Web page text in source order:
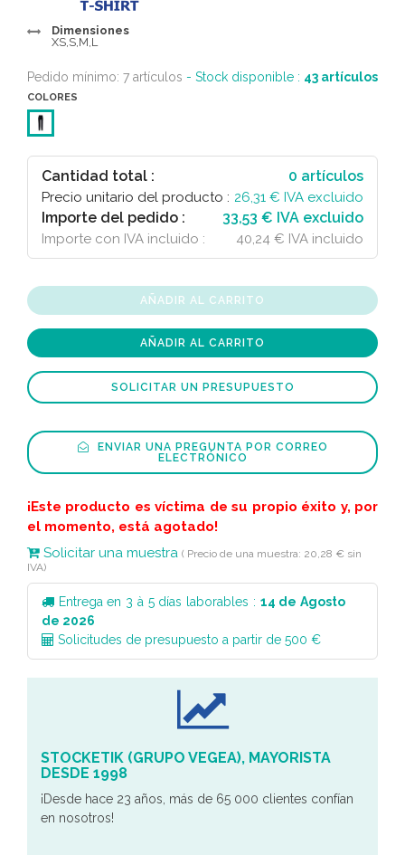
Dimensiones
XS,S,M,L
Pedido mínimo: 7 artículos - Stock disponible : 43 artículos
COLORES
Cantidad total : 0 artículos
Precio unitario del producto : 26,31 € IVA excluido
Importe del pedido : 33,53 € IVA excluido
Importe con IVA incluido : 40,24 € IVA incluido
AÑADIR AL CARRITO
AÑADIR AL CARRITO
SOLICITAR UN PRESUPUESTO
ENVIAR UNA PREGUNTA POR CORREO
ELECTRÓNICO
¡Este producto es víctima de su propio éxito y, por
el momento, está agotado!
Solicitar una muestra ( Precio de una muestra: 20,28 € sin
IVA)
Entrega en 3 à 5 días laborables : 14 de Agosto
de 2026
Solicitudes de presupuesto a partir de 500 €
STOCKETIK (GRUPO VEGEA), MAYORISTA
DESDE 1998
¡Desde hace 23 años, más de 65 000 clientes confían
en nosotros!